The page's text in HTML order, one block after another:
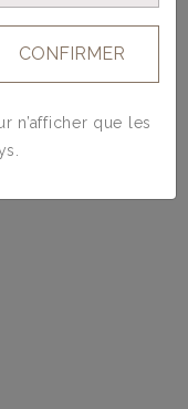
CONFIRMER
n’afficher que les